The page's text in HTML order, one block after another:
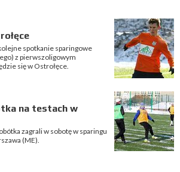
spotkanie sparingowe
z pierwszoligowym
się w Ostrołęce.
na testach w
zagrali w sobotę w sparingu
(ME).